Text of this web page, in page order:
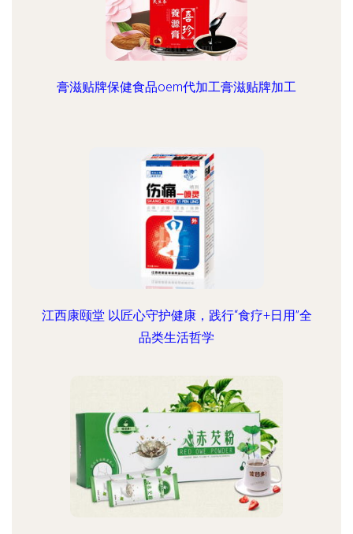
膏滋贴牌保健食品oem代加工膏滋贴牌加工
江西康颐堂 以匠心守护健康，践行“食疗+日用”全
品类生活哲学